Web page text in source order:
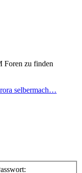
Foren zu finden
selbermach…